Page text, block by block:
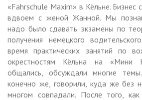
«Fahrschule Maxim» в Кёльне.
вдвоем с женой Жанной. Мы
надо было сдавать экзамены по
получения немецкого
время практических занятий по
окрестностям Кёльна на «Мини
общались, обсуждали многие
конечно же, говорили, куда же без
многом совпадали. После того,